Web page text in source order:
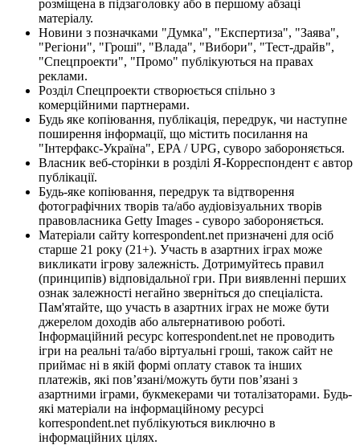
розміщена в підзаголовку або в першому абзаці
матеріалу.
Новини з позначками "Думка", "Експертиза", "Заява",
"Регіони", "Гроші", "Влада", "Вибори", "Тест-драйв",
"Спецпроекти", "Промо" публікуються на правах
реклами.
Розділ Спецпроекти створюється спільно з
комерційними партнерами.
Будь яке копіювання, публікація, передрук, чи наступне
поширення інформації, що містить посилання на
"Інтерфакс-Україна", EPA / UPG, суворо забороняється.
Власник веб-сторінки в розділі Я-Корреспондент є автор
публікації.
Будь-яке копіювання, передрук та відтворення
фотографічних творів та/або аудіовізуальних творів
правовласника Getty Images - суворо забороняється.
Матеріали сайту korrespondent.net призначені для осіб
старше 21 року (21+). Участь в азартних іграх може
викликати ігрову залежність. Дотримуйтесь правил
(принципів) відповідальної гри. При виявленні перших
ознак залежності негайно зверніться до спеціаліста.
Пам'ятайте, що участь в азартних іграх не може бути
джерелом доходів або альтернативою роботі.
Інформаційний ресурс korrespondent.net не проводить
ігри на реальні та/або віртуальні гроші, також сайт не
приймає ні в якій формі оплату ставок та інших
платежів, які пов’язані/можуть бути пов’язані з
азартними іграми, букмекерами чи тоталізаторами. Будь-
які матеріали на інформаційному ресурсі
korrespondent.net публікуються виключно в
інформаційних цілях.